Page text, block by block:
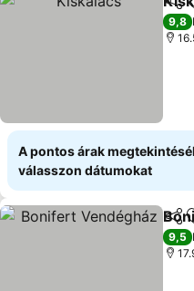
9,8
A pontos árak
válasszon dátumokat
9,5